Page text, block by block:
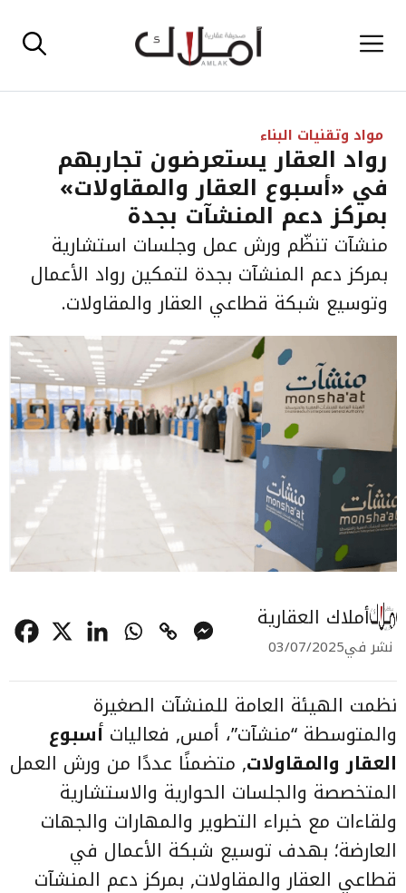
إلى القائمة
مواد وتقنيات البناء
رواد العقار يستعرضون تجاربهم
في «أسبوع العقار والمقاولات»
بمركز دعم المنشآت بجدة
منشآت تنظّم ورش عمل وجلسات استشارية
بمركز دعم المنشآت بجدة لتمكين رواد الأعمال
وتوسيع شبكة قطاعي العقار والمقاولات.
أملاك العقارية
نشر في03/07/2025
نظمت الهيئة العامة للمنشآت الصغيرة
والمتوسطة “منشآت”، أمس, فعاليات أسبوع
العقار والمقاولات, متضمنًا عددًا من ورش العمل
المتخصصة والجلسات الحوارية والاستشارية
ولقاءات مع خبراء التطوير والمهارات والجهات
العارضة؛ بهدف توسيع شبكة الأعمال في
قطاعي العقار والمقاولات, بمركز دعم المنشآت